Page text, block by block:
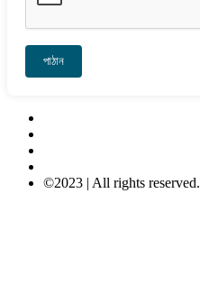
পাঠান
©2023 | All rights reserved.